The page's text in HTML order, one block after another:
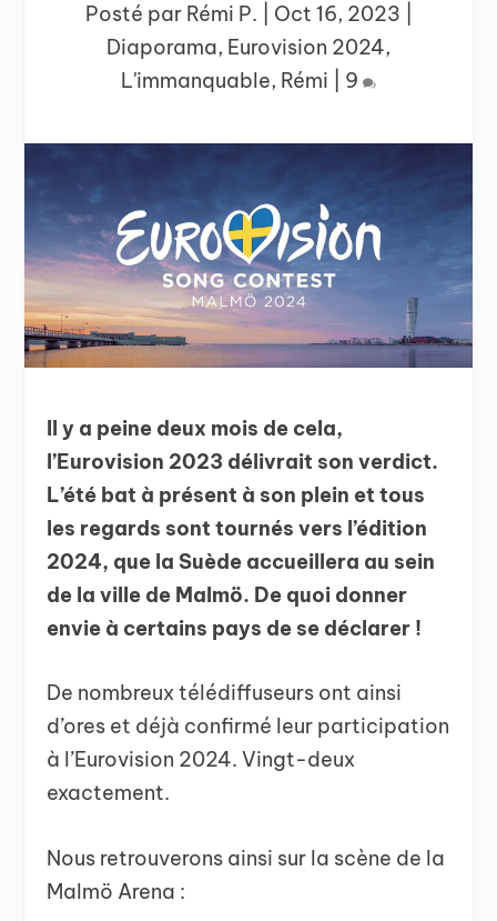
Posté par Rémi P. Oct 16, 2023
Diaporama, Eurovision 2024,
L'immanquable, Rémi 9
Il y a peine deux mois de cela,
l’Eurovision 2023 délivrait son verdict.
L’été bat à présent à son plein et tous
les regards sont tournés vers l’édition
2024, que la Suède accueillera au sein
de la ville de Malmö. De quoi donner
envie à certains pays de se déclarer !
De nombreux télédiffuseurs ont ainsi
d’ores et déjà confirmé leur participation
à l’Eurovision 2024. Vingt-deux
exactement.
Nous retrouverons ainsi sur la scène de la
Malmö Arena :